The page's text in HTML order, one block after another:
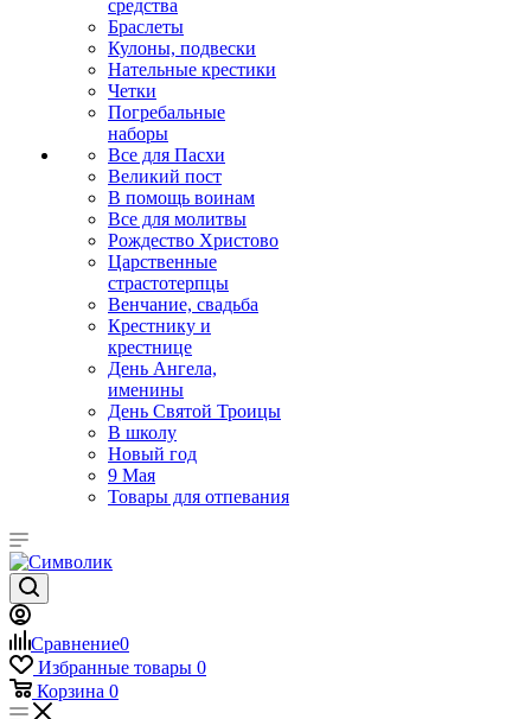
средства
Браслеты
Кулоны, подвески
Нательные крестики
Четки
Погребальные
наборы
Все для Пасхи
Великий пост
В помощь воинам
Все для молитвы
Рождество Христово
Царственные
страстотерпцы
Венчание, свадьба
Крестнику и
крестнице
День Ангела,
именины
День Святой Троицы
В школу
Новый год
9 Мая
Товары для отпевания
Сравнение0
Избранные товары 0
Корзина 0